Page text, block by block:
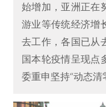
始增加，亚洲正在
游业等传统经济增
去工作，各国已从
国本轮疫情呈现点
委重申坚持“动态清